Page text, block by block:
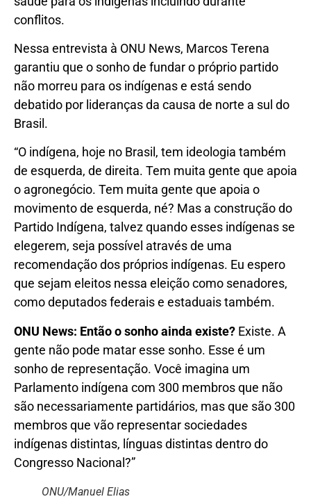
conflitos.
Nessa entrevista à ONU News, Marcos Terena
garantiu que o sonho de fundar o próprio partido
não morreu para os indígenas e está sendo
debatido por lideranças da causa de norte a sul do
Brasil.
“O indígena, hoje no Brasil, tem ideologia também
de esquerda, de direita. Tem muita gente que apoia
o agronegócio. Tem muita gente que apoia o
movimento de esquerda, né? Mas a construção do
Partido Indígena, talvez quando esses indígenas se
elegerem, seja possível através de uma
recomendação dos próprios indígenas. Eu espero
que sejam eleitos nessa eleição como senadores,
como deputados federais e estaduais também.
ONU News: Então o sonho ainda existe? Existe. A
gente não pode matar esse sonho. Esse é um
sonho de representação. Você imagina um
Parlamento indígena com 300 membros que não
são necessariamente partidários, mas que são 300
membros que vão representar sociedades
indígenas distintas, línguas distintas dentro do
Congresso Nacional?”
ONU/Manuel Elias